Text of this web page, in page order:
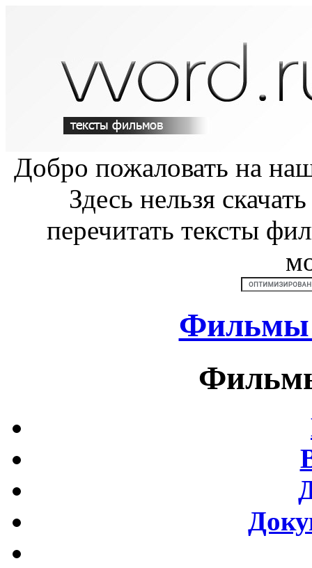
Добро пожаловать на
Здесь нельзя
перечитать тексты
Фильмы